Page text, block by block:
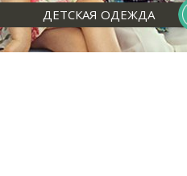
ДЕТСКАЯ ОДЕЖДА